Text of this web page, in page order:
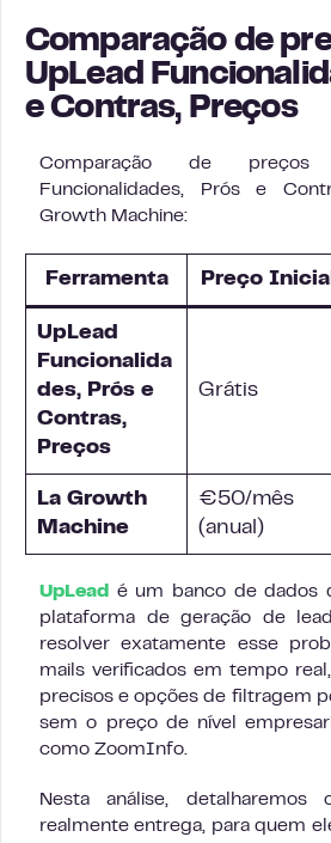
Comparação de
UpLead
e Contras, Preços
Comparação de preços
Funcionalidades, Prós e
Growth Machine:
Ferramenta Preço Inicial
UpLead
Funcionalida
des, Prós e
Contras,
Preços
Grátis
La Growth
Machine
€50/mês
(anual)
UpLead
é um banco de dados
plataforma de geração de
resolver exatamente esse
mails verificados em tempo
precisos e opções de filtragem
sem o preço de nível
como ZoomInfo.
Nesta análise,
realmente entrega, para quem